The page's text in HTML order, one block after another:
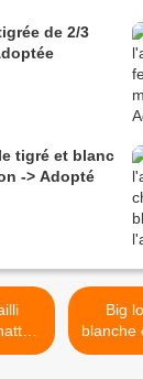
de 2/3
tigré et blanc
-> Adopté
Big
blanche